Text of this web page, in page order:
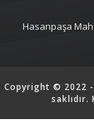
Hasanpaşa
Copyright © 2022 -